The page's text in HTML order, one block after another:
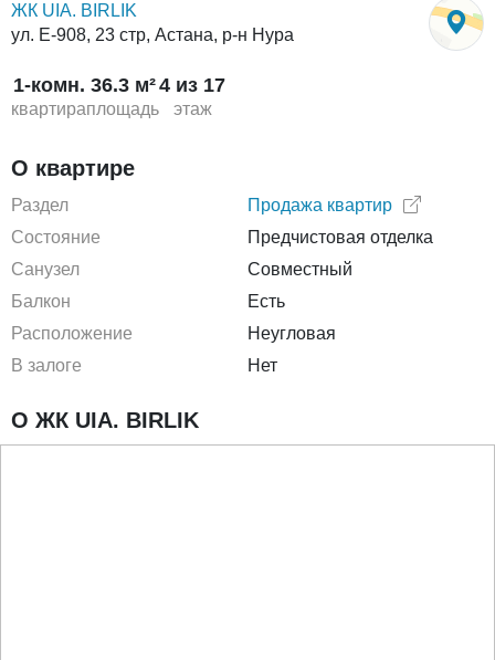
ЖК UIA. BIRLIK
ул. Е-908, 23 стр, Астана, р-н Нура
1-комн.
квартира
36.3 м²
площадь
4 из 17
этаж
О квартире
Раздел
Продажа квартир
Состояние
Предчистовая отделка
Санузел
Совместный
Балкон
Есть
Расположение
Неугловая
В залоге
Нет
О ЖК UIA. BIRLIK